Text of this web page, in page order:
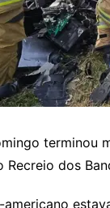
terminou
Recreio dos